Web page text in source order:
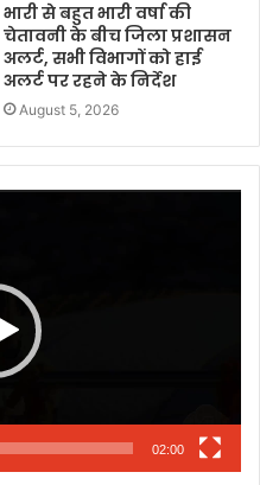
भारी से बहुत भारी वर्षा की
चेतावनी के बीच जिला प्रशासन
अलर्ट, सभी विभागों को हाई
अलर्ट पर रहने के निर्देश
August 5, 2026
02:00